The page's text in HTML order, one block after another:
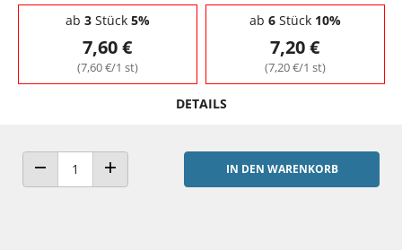
Staffelpreise - Mengenrabatt
ab 3Stück 5%
7,60 €
(7,60 €/1 st)
ab 6Stück 10%
7,20 €
(7,20 €/1 st)
DETAILS
ANZAHL VERRINGERNANZAHL ERHÖHEN
IN DEN WARENKORB